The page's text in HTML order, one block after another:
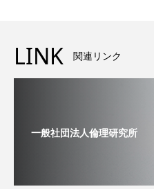
LINK 関連リンク
一般社団法人倫理研究所